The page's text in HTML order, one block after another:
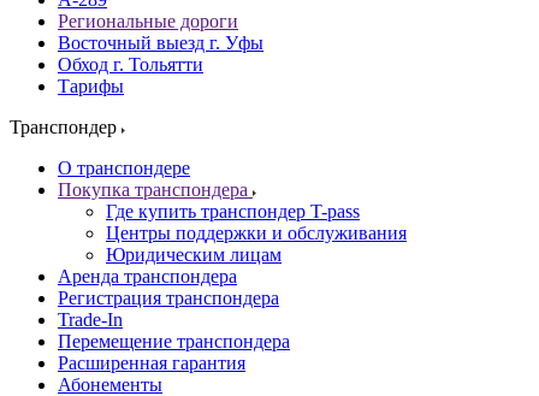
Региональные дороги
Восточный выезд г. Уфы
Обход г. Тольятти
Тарифы
Транспондер
О транспондере
Покупка транспондера
Где купить транспондер T-pass
Центры поддержки и обслуживания
Юридическим лицам
Аренда транспондера
Регистрация транспондера
Trade-In
Перемещение транспондера
Расширенная гарантия
Абонементы